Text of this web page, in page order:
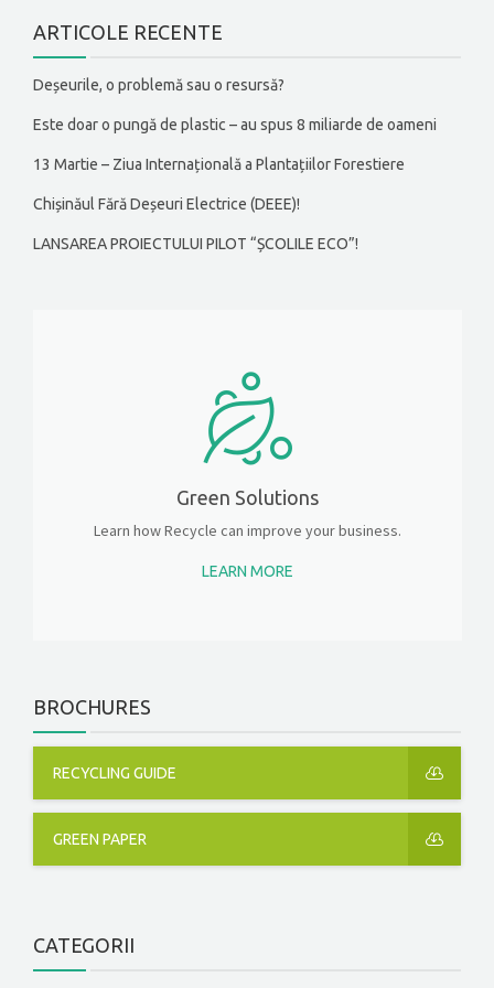
ARTICOLE RECENTE
Deșeurile, o problemă sau o resursă?
Este doar o pungă de plastic – au spus 8 miliarde de oameni
13 Martie – Ziua Internațională a Plantațiilor Forestiere
Chișinăul Fără Deșeuri Electrice (DEEE)!
LANSAREA PROIECTULUI PILOT “ȘCOLILE ECO”!
Green Solutions
Learn how Recycle can improve your business.
LEARN MORE
BROCHURES
RECYCLING GUIDE
GREEN PAPER
CATEGORII